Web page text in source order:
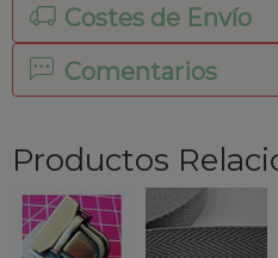
Costes de Envío
Comentarios
Productos